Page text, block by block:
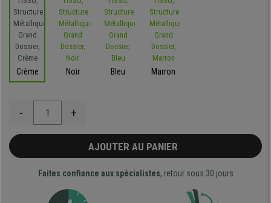
Crème Noir Bleu Marron
- +
AJOUTER AU PANIER
Faites confiance aux spécialistes, retour sous 30 jours